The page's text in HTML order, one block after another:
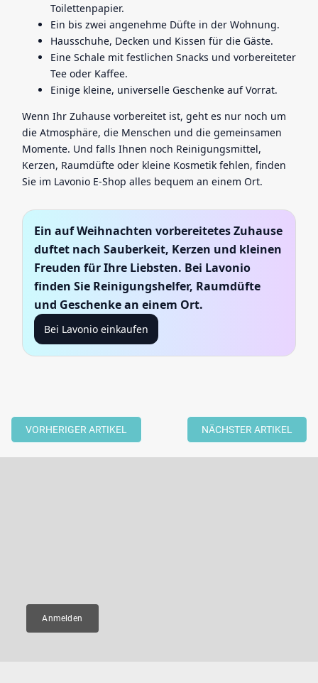
Toilettenpapier.
Ein bis zwei angenehme Düfte in der Wohnung.
Hausschuhe, Decken und Kissen für die Gäste.
Eine Schale mit festlichen Snacks und vorbereiteter
Tee oder Kaffee.
Einige kleine, universelle Geschenke auf Vorrat.
Wenn Ihr Zuhause vorbereitet ist, geht es nur noch um
die Atmosphäre, die Menschen und die gemeinsamen
Momente. Und falls Ihnen noch Reinigungsmittel,
Kerzen, Raumdüfte oder kleine Kosmetik fehlen, finden
Sie im Lavonio E-Shop alles bequem an einem Ort.
Ein auf Weihnachten vorbereitetes Zuhause
duftet nach Sauberkeit, Kerzen und kleinen
Freuden für Ihre Liebsten. Bei Lavonio
finden Sie Reinigungshelfer, Raumdüfte
und Geschenke an einem Ort.
Bei Lavonio einkaufen
VORHERIGER ARTIKEL NÄCHSTER ARTIKEL
Anmelden